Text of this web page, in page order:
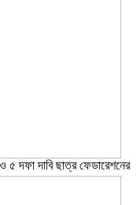
৫ দফা দাবি ছাত্র ফেডারেশনের